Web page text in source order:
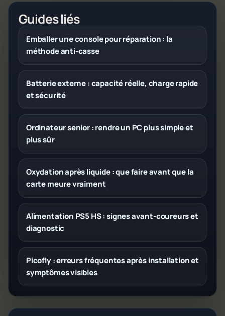
Guides liés
Emballer une console pour réparation : la
méthode anti-casse
Batterie externe : capacité réelle, charge rapide
et sécurité
Ordinateur senior : rendre un PC plus simple et
plus sûr
Oxydation après liquide : que faire avant que la
carte meure vraiment
Alimentation PS5 HS : signes avant-coureurs et
diagnostic
Picofly : erreurs fréquentes après installation et
symptômes visibles